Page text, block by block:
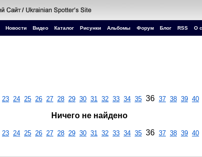
Новости Видео Каталог Рисунки Альбомы Форум Блог RSS О
23 24 25 26 27 28 29 30 31 32 33 34 35 36 37 38 39 40
Ничего не найдено
23 24 25 26 27 28 29 30 31 32 33 34 35 36 37 38 39 40